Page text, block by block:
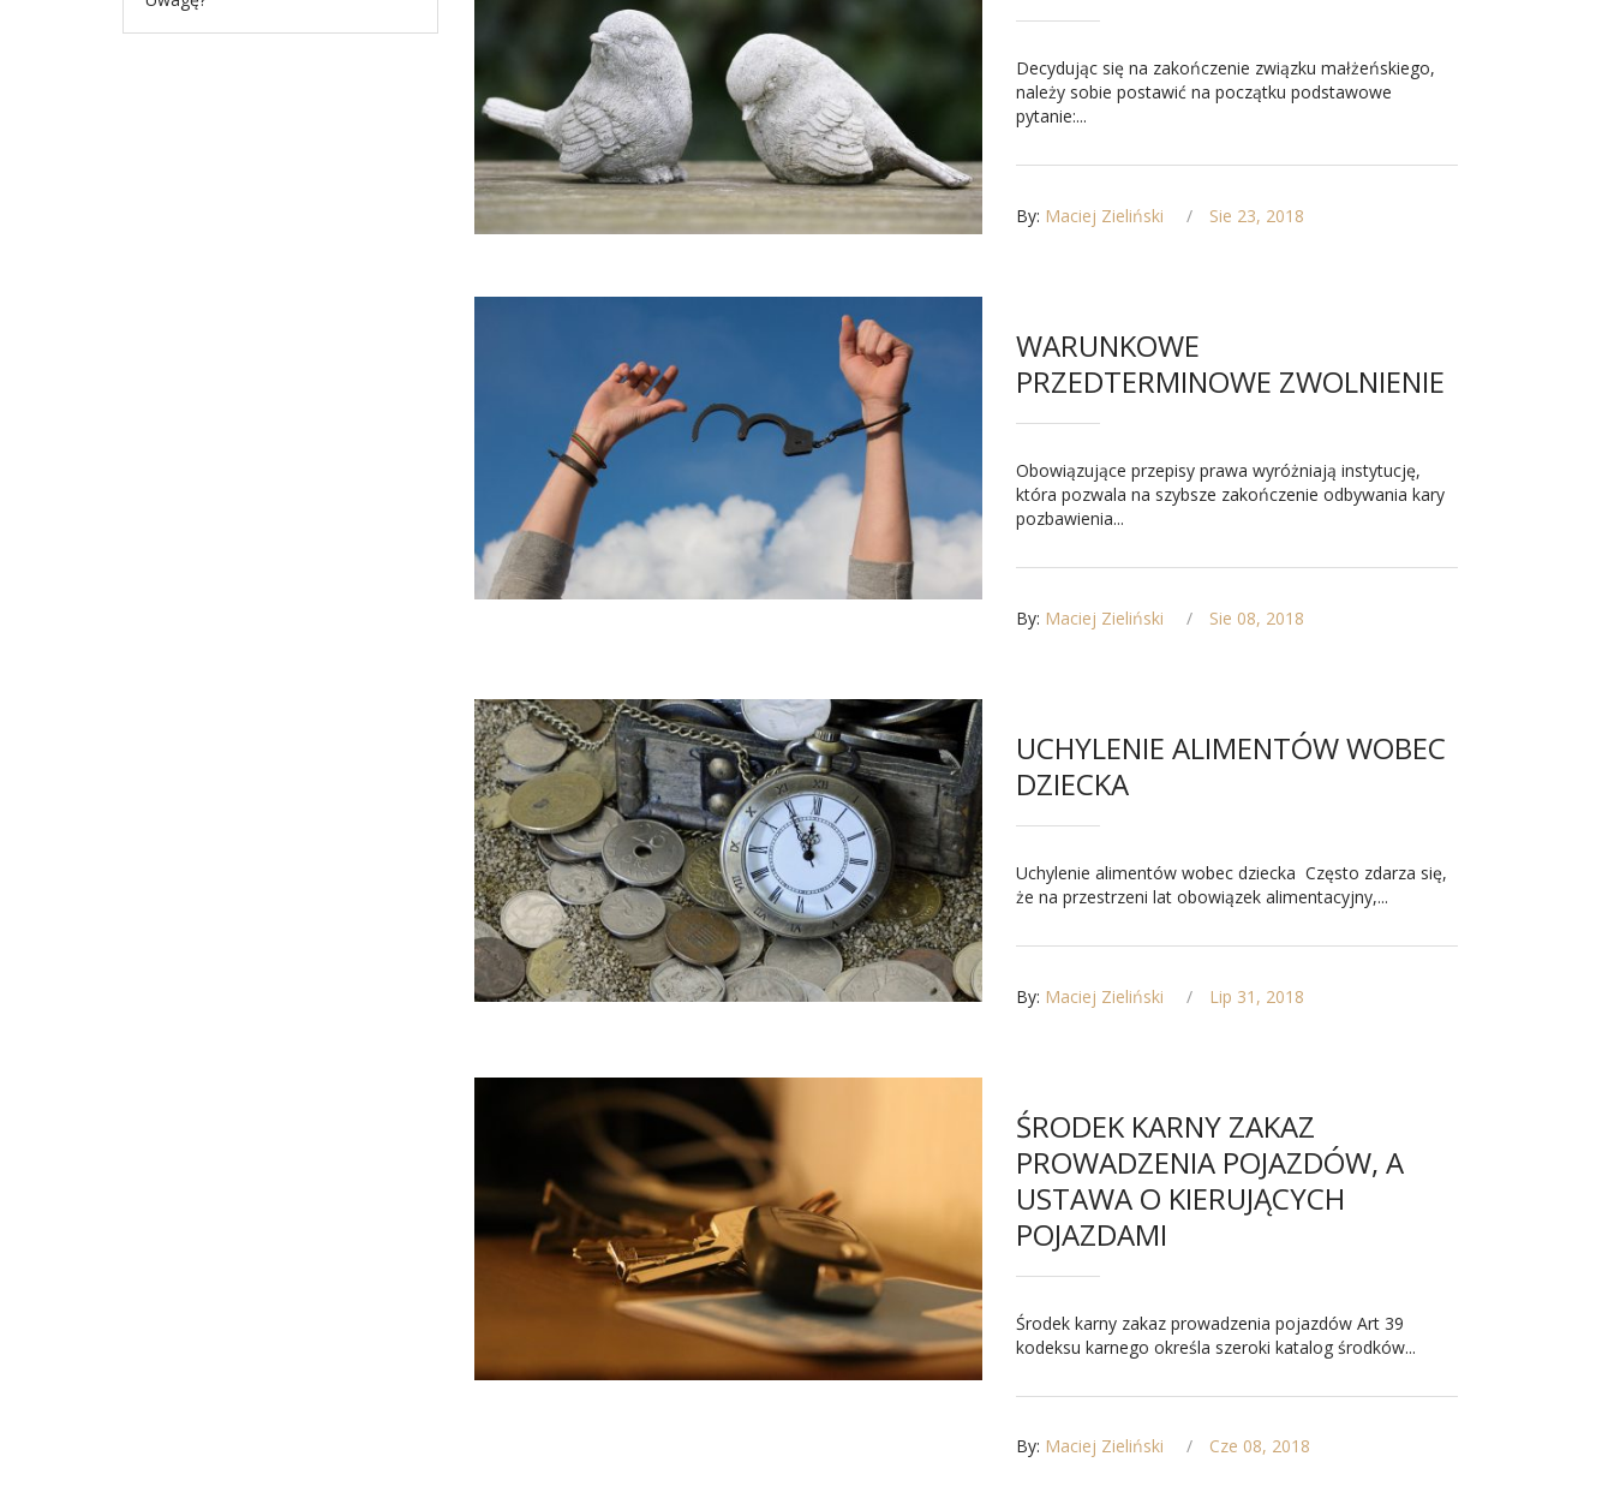
Decydując się na zakończenie związku małżeńskiego,
należy sobie postawić na początku podstawowe
pytanie:...
By: Maciej Zieliński Sie 23, 2018
WARUNKOWE
PRZEDTERMINOWE ZWOLNIENIE
Obowiązujące przepisy prawa wyróżniają instytucję,
która pozwala na szybsze zakończenie odbywania kary
pozbawienia...
By: Maciej Zieliński Sie 08, 2018
UCHYLENIE ALIMENTÓW WOBEC
DZIECKA
Uchylenie alimentów wobec dziecka Często zdarza się,
że na przestrzeni lat obowiązek alimentacyjny,...
By: Maciej Zieliński Lip 31, 2018
ŚRODEK KARNY ZAKAZ
PROWADZENIA POJAZDÓW, A
USTAWA O KIERUJĄCYCH
POJAZDAMI
Środek karny zakaz prowadzenia pojazdów Art 39
kodeksu karnego określa szeroki katalog środków...
By: Maciej Zieliński Cze 08, 2018